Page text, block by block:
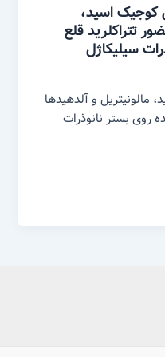
اسید،
تتراکلرید قلع
سیلیکاژل
و آلدهیدها
روی بستر نانوذرات